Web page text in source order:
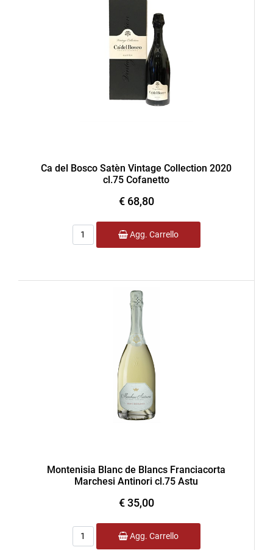
Ca del Bosco Satèn Vintage Collection 2020
cl.75 Cofanetto
€ 68,80
Quantità
Agg. Carrello
Montenisia Blanc de Blancs Franciacorta
Marchesi Antinori cl.75 Astu
€ 35,00
Quantità
Agg. Carrello